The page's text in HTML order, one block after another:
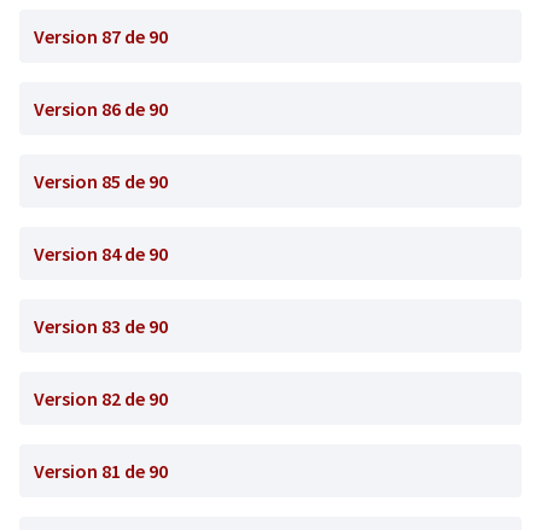
Version 87 de 90
Version 86 de 90
Version 85 de 90
Version 84 de 90
Version 83 de 90
Version 82 de 90
Version 81 de 90